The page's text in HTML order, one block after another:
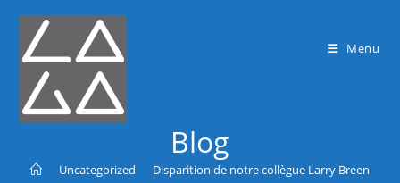
Menu
Blog
Uncategorized Disparition de notre collègue Larry Breen